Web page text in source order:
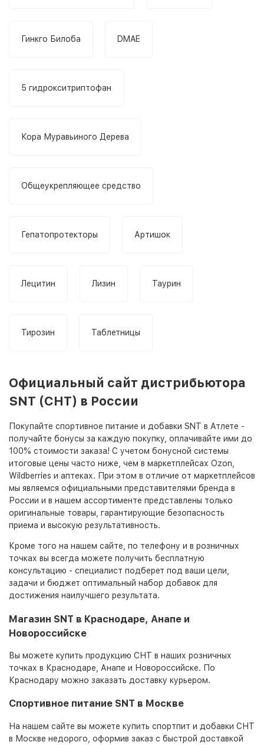
Гинкго Билоба DMAE
5 гидрокситриптофан
Кора Муравьиного Дерева
Общеукрепляющее средство
Гепатопротекторы Артишок
Лецитин Лизин Таурин
Тирозин Таблетницы
Официальный сайт дистрибьютора
SNT (СНТ) в России
Покупайте спортивное питание и добавки SNT в Атлете -
получайте бонусы за каждую покупку, оплачивайте ими до
100% стоимости заказа! С учетом бонусной системы
итоговые цены часто ниже, чем в маркетплейсах Ozon,
Wildberries и аптеках. При этом в отличие от маркетплейсов
мы являемся официальными представителями бренда в
России и в нашем ассортименте представлены только
оригинальные товары, гарантирующие безопасность
приема и высокую результативность.
Кроме того на нашем сайте, по телефону и в розничных
точках вы всегда можете получить бесплатную
консультацию - специалист подберет под ваши цели,
задачи и бюджет оптимальный набор добавок для
достижения наилучшего результата.
Магазин SNT в Краснодаре, Анапе и
Новороссийске
Вы можете купить продукцию СНТ в наших розничных
точках в Краснодаре, Анапе и Новороссийске. По
Краснодару можно заказать доставку курьером.
Спортивное питание SNT в Москве
На нашем сайте вы можете купить спортпит и добавки СНТ
в Москве недорого, оформив заказ с быстрой доставкой